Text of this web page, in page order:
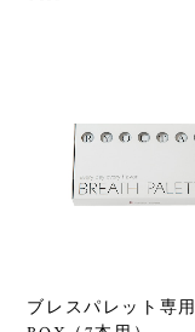
ブレスパレット専用